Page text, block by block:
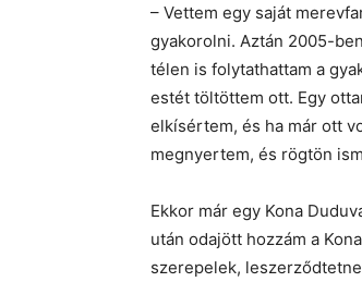
– Vettem egy saját
gyakorolni. Aztán 2005-
télen is folytathattam a
estét töltöttem ott. Egy
elkísértem, és ha már ott
megnyertem, és rögtön
Ekkor már egy Kona
után odajött hozzám a
szerepelek,